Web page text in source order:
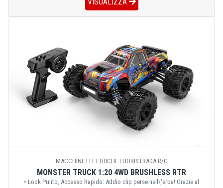
MACCHINE ELETTRICHE FUORISTRADA R/C
MONSTER TRUCK 1:20 4WD BRUSHLESS RTR
• Look Pulito, Accesso Rapido: Addio clip perse nell\'erba! Grazie al